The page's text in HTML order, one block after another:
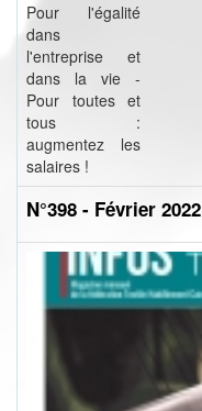
Pour l'égalité
dans
l'entreprise et
dans la vie -
Pour toutes et
tous :
augmentez les
salaires !
N°398 - Février 2022